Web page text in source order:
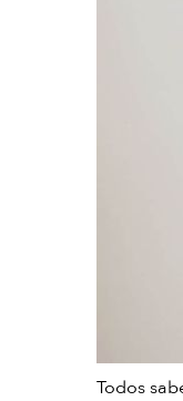
Todos